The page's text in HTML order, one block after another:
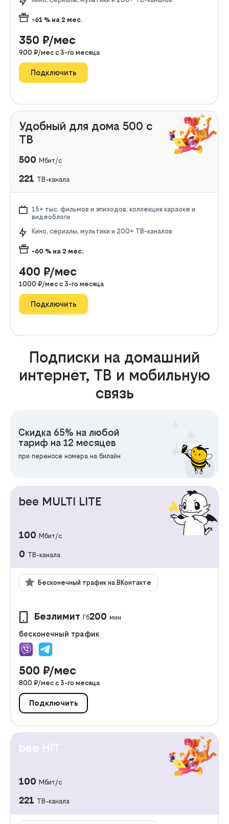
-61 % на 2 мес.
350 ₽/мес
900 ₽/мес с 3-го месяца
Подключить
Удобный для дома 500 с
ТВ
500 Мбит/с
221 ТВ-канала
15+ тыс. фильмов и эпизодов, коллекция караоке и
видеоблоги
Кино, сериалы, мультики и 200+ ТВ-каналов
-60 % на 2 мес.
400 ₽/мес
1000 ₽/мес с 3-го месяца
Подключить
Подписки на домашний
интернет, ТВ и мобильную
связь
Скидка 65% на любой
тариф на 12 месяцев
при переносе номера на билайн
bee MULTI LITE
100 Мбит/с
0 ТВ-канала
Бесконечный трафик на ВКонтакте
Безлимит Гб200 мин
бесконечный трафик
500 ₽/мес
800 ₽/мес с 3-го месяца
Подключить
bee HIT
100 Мбит/с
221 ТВ-канала